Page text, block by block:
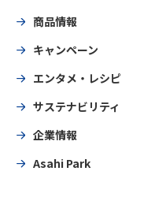
商品情報
キャンペーン
エンタメ・レシピ
サステナビリティ
企業情報
Asahi Park